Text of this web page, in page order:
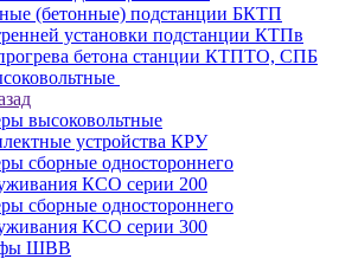
(бетонные) подстанции БКТП
установки подстанции КТПв
бетона станции КТПТО, СПБ
высоковольтные
устройства КРУ
сборные одностороннего
КСО серии 200
сборные одностороннего
КСО серии 300
ШВВ